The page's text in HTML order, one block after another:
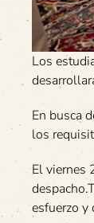
Los
En busca
los
El viernes
esfuerzo y